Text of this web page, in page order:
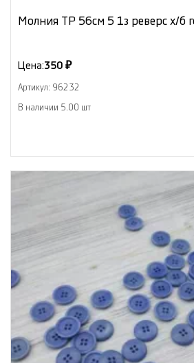
Молния ТР 56см 5 1з реверс х/б
Цена:350 ₽
Артикул: 96232
В наличии 5.00 шт